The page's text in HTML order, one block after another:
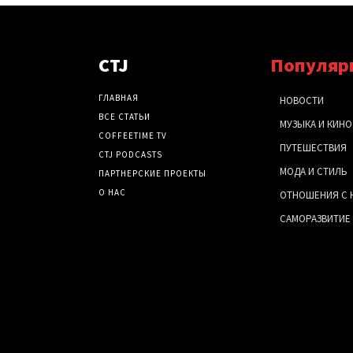
CTJ
ГЛАВНАЯ
ВСЕ СТАТЬИ
COFFEETIME TV
CTJ PODCASTS
ПАРТНЕРСКИЕ ПРОЕКТЫ
О НАС
НОВОСТИ
МУЗЫКА И КИНО
ПУТЕШЕСТВИЯ
МОДА И СТИЛЬ
ОТНОШЕНИЯ С
САМОРАЗВИТИЕ